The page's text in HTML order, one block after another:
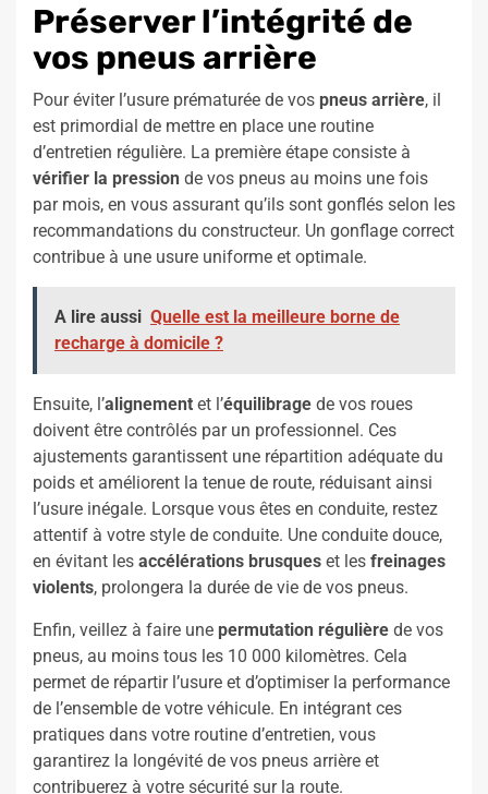
Préserver l’intégrité de
vos pneus arrière
Pour éviter l’usure prématurée de vos pneus arrière, il
est primordial de mettre en place une routine
d’entretien régulière. La première étape consiste à
vérifier la pression de vos pneus au moins une fois
par mois, en vous assurant qu’ils sont gonflés selon les
recommandations du constructeur. Un gonflage correct
contribue à une usure uniforme et optimale.
A lire aussi Quelle est la meilleure borne de
recharge à domicile ?
Ensuite, l’alignement et l’équilibrage de vos roues
doivent être contrôlés par un professionnel. Ces
ajustements garantissent une répartition adéquate du
poids et améliorent la tenue de route, réduisant ainsi
l’usure inégale. Lorsque vous êtes en conduite, restez
attentif à votre style de conduite. Une conduite douce,
en évitant les accélérations brusques et les freinages
violents, prolongera la durée de vie de vos pneus.
Enfin, veillez à faire une permutation régulière de vos
pneus, au moins tous les 10 000 kilomètres. Cela
permet de répartir l’usure et d’optimiser la performance
de l’ensemble de votre véhicule. En intégrant ces
pratiques dans votre routine d’entretien, vous
garantirez la longévité de vos pneus arrière et
contribuerez à votre sécurité sur la route.